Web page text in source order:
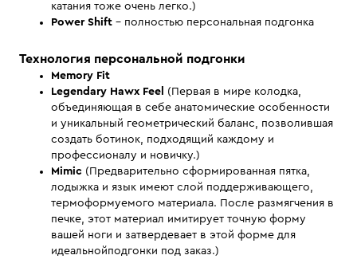
катания тоже очень легко.)
Power Shift – полностью персональная подгонка
Технология персональной подгонки
Memory Fit
Legendary Hawx Feel
(Первая в мире колодка,
объединяющая в себе анатомические особенности
и уникальный геометрический баланс, позволившая
создать ботинок, подходящий каждому и
профессионалу и новичку.)
Mimic (Предварительно сформированная пятка,
лодыжка и язык имеют слой поддерживающего,
термоформуемого материала. После размягчения в
печке, этот материал имитирует точную форму
вашей ноги и затвердевает в этой форме для
идеальнойподгонки под заказ.)